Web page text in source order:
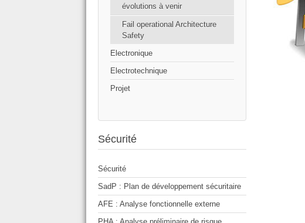
évolutions à venir
Fail operational Architecture
Safety
Electronique
Electrotechnique
Projet
Sécurité
Sécurité
SadP : Plan de développement sécuritaire
AFE : Analyse fonctionnelle externe